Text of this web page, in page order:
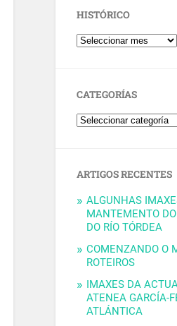
HISTÓRICO
CATEGORÍAS
ARTIGOS RECENTES
ALGUNHAS
MANTEMENTO
DO RÍO TÓRDEA
COMENZANDO O
ROTEIROS
IMAXES DA
ATENEA GARCÍA-
ATLÁNTICA